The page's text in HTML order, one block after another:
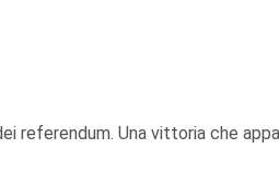
referendum. Una vittoria che